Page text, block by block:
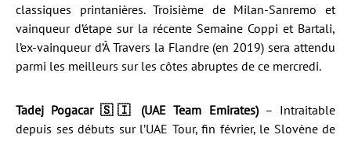
classiques printanières. Troisième de Milan-Sanremo et
vainqueur d’étape sur la récente Semaine Coppi et Bartali,
l’ex-vainqueur d’À Travers la Flandre (en 2019) sera attendu
parmi les meilleurs sur les côtes abruptes de ce mercredi.
Tadej Pogacar 🇸🇮 (UAE Team Emirates)– Intraitable
depuis ses débuts sur l’UAE Tour, fin février, le Slovène de